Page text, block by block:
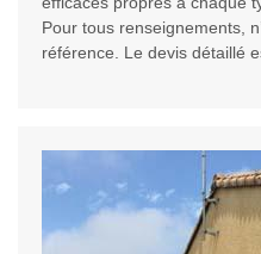
Pour tous renseignements,
référence. Le devis détaillé